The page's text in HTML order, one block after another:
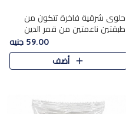
حلوى شرقية فاخرة تتكون من
طبقتين ناعمتين من قمر الدين
الفاخر، تتوسطهما حشوة غنية من
اللوز المحمص لتمنح مزيجًا متوازنًا
من النعومة والقرمشة. ..
59.00 جنيه
أضف